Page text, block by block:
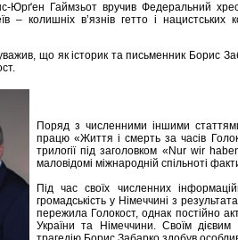
Юрґен Гаймзьот вручив Федеральний
– колишніх в’язнів гетто і
що як історик та письменник Борис
Поряд з численними іншими
працю «Життя і смерть за часів
трилогії під заголовком «Nur wir
маловідомі міжнародній спільноті
Під час своїх численних
громадськість у Німеччині з
пережила Голокост, однак постійно
України та Німеччини. Своїм